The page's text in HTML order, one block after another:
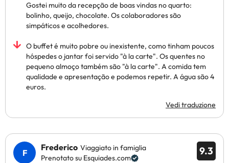
Gostei muito da recepção de boas vindas no quarto:
bolinho, queijo, chocolate. Os colaboradores são
simpáticos e acolhedores.
O buffet é muito pobre ou inexistente, como tinham poucos
hóspedes o jantar foi servido "à la carte". Os quentes no
pequeno almoço também são "à la carte". A comida tem
qualidade e apresentação e podemos repetir. A água são 4
euros.
Vedi traduzione
9.3
Frederico Viaggiato in famiglia
Prenotato su Esquiades.com